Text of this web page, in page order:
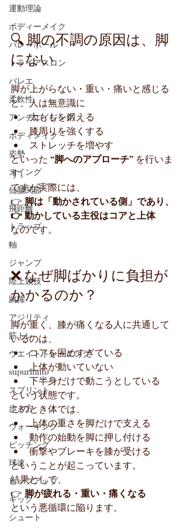
運動理論
ボディーメイク
バレーボール
トライアスロン
バレエ
柔軟性
アンチエイジング
ボディメイク
姿勢
スイング
仙腸関節
飛距離
トラップ
軸
ジャンプ
陸上競技
跳躍
アジリティ
筋トレ
ウエイトトレーニング
supurinnto
スプリント
歩き方
ウォーキング
ピッチング
球速
ヒップアップ
キック
シュート
🔍 脚の不調の原因は、脚
にない
脚が上がらない・重い・痛いと感じる
と、人は無意識に
太ももを鍛える
膝周りを強くする
ストレッチを増やす
といった “脚へのアプローチ” を行いま
す。
ですが実際には、
👉 脚は「動かされている側」であり、
👉 動かしている主役はコアと上体
なのです。
❌ なぜ脚ばかりに負担が
かかるのか？
脚が重く、膝が痛くなる人に共通して
いるのは、
コアを固めすぎている
上体が動いていない
下半身だけで動こうとしている
という状態です。
このとき体では、
上体の重さを脚だけで支える
動作の始動を脚に押し付ける
衝撃やブレーキを膝が受ける
ということが起こっています。
結果として、
👉 脚が疲れる・重い・痛くなる
という悪循環に陥ります。